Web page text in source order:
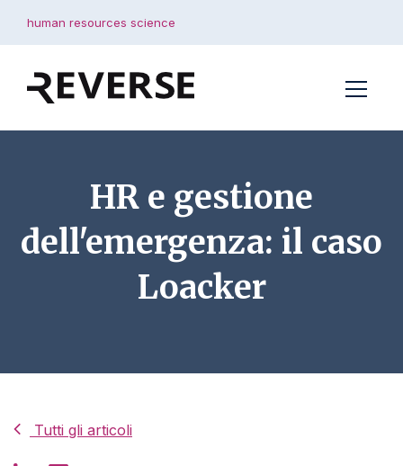
human resources science
HR e gestione
dell'emergenza: il caso
Loacker
Tutti gli articoli